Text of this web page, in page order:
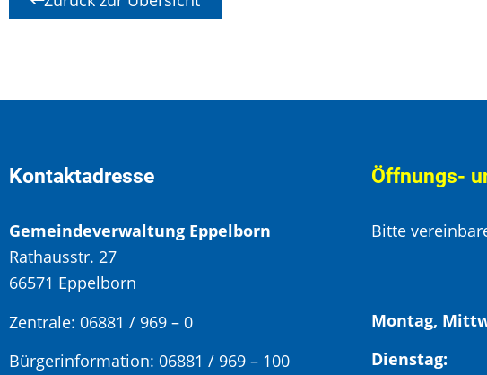
Kontaktadresse
Gemeindeverwaltung Eppelborn
Rathausstr. 27
66571 Eppelborn
Zentrale: 06881 / 969 – 0
Bürgerinformation: 06881 / 969 – 100
Öffnungs-
Bitte
Montag,